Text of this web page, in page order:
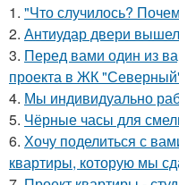
1. "Что случилось?
2. Антиудар двери
3. Перед вами один из
проекта в ЖК
4. Мы индивидуально
5. Чёрные часы для
6. Хочу поделиться с
квартиры, которую мы